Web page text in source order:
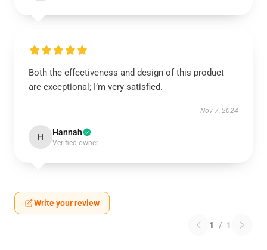
Both the effectiveness and design of this product
are exceptional; I’m very satisfied.
Nov 7, 2024
H Hannah
Verified owner
Write your review
1 / 1